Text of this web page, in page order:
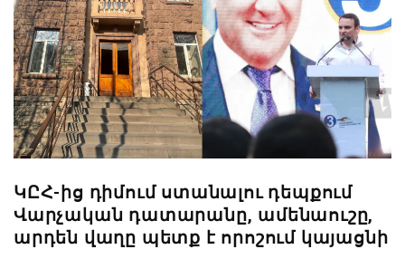
ԿԸՀ-ից դիմում ստանալու դեպքում
Վարչական դատարանը, ամենաուշը,
արդեն վաղը պետք է որոշում կայացնի